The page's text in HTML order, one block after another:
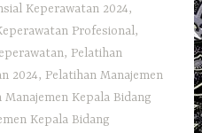
Keperawatan 2024,
Profesional,
, Pelatihan
2024, Pelatihan Manajemen
Manajemen Kepala Bidang
Kepala Bidang